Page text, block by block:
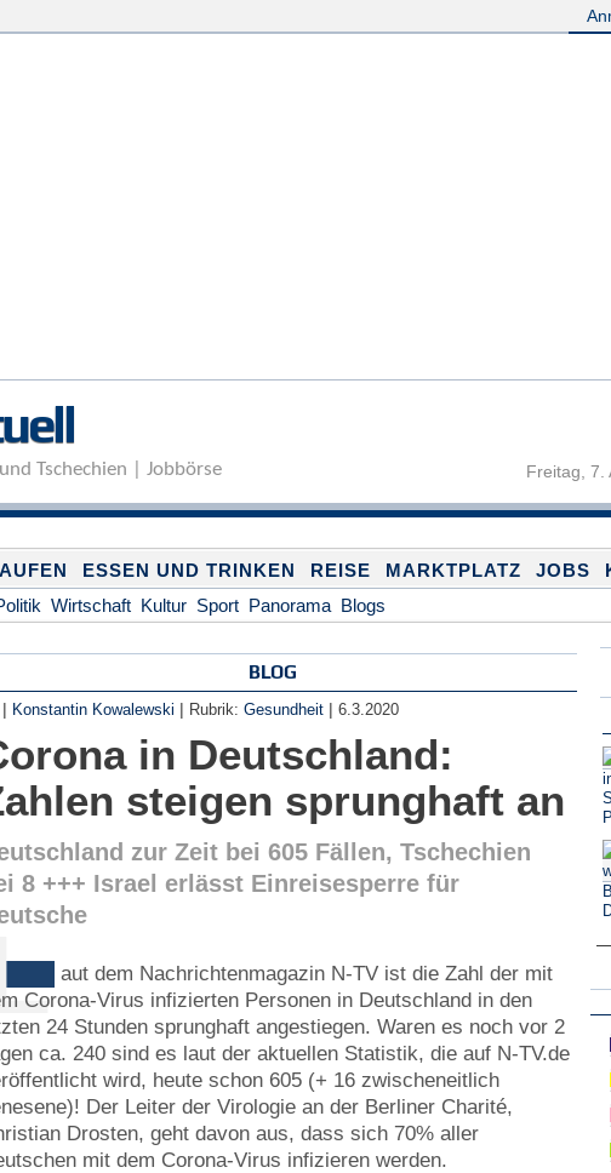
Tschechien | Jobbörse Freitag, 7.
ESSEN UND TRINKEN REISE MARKTPLATZ JOBS
Wirtschaft Kultur Sport Panorama Blogs
BLOG
| Konstantin Kowalewski | Rubrik:Gesundheit |6.3.2020
in Deutschland:
steigen sprunghaft an
zur Zeit bei 605 Fällen, Tschechien
8 +++ Israel erlässt Einreisesperre für
aut dem Nachrichtenmagazin N-TV ist die Zahl der mit
Corona-Virus infizierten Personen in Deutschland in den
24 Stunden sprunghaft angestiegen. Waren es noch vor 2
ca. 240 sind es laut der aktuellen Statistik, die auf N-TV.de
wird, heute schon 605 (+ 16 zwischeneitlich
Der Leiter der Virologie an der Berliner Charité,
Drosten, geht davon aus, dass sich 70% aller
mit dem Corona-Virus infizieren werden.